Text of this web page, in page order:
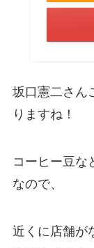
坂口憲二さん
りますね！
コーヒー豆な
なので、
近くに店舗が